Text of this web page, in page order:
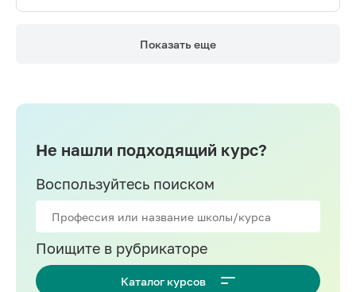
Показать еще
Не нашли подходящий курс?
Воспользуйтесь поиском
Поищите в рубрикаторе
Каталог курсов